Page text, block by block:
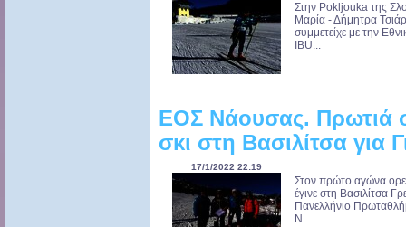
Στην Pokljouka της
Μαρία - Δήμητρα
συμμετείχε με την
IBU...
ΕΟΣ Νάουσας. Πρωτιά
σκι στη Βασιλίτσα για
17/1/2022 22:19
Στον πρώτο αγώνα
έγινε στη Βασιλίτσα
Πανελλήνιο
Ν...